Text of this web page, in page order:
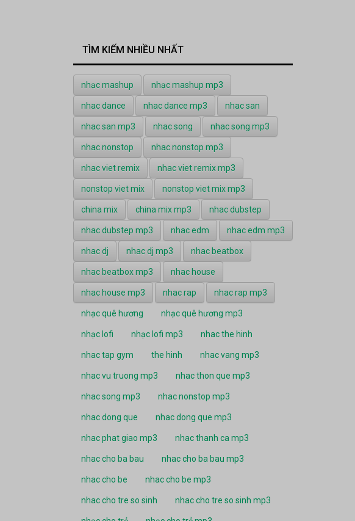
TÌM KIẾM NHIỀU NHẤT
nhạc mashup nhạc mashup mp3
nhac dance nhac dance mp3 nhac san
nhac san mp3 nhac song nhac song mp3
nhac nonstop nhac nonstop mp3
nhac viet remix nhac viet remix mp3
nonstop viet mix nonstop viet mix mp3
china mix china mix mp3 nhac dubstep
nhac dubstep mp3 nhac edm nhac edm mp3
nhac dj nhac dj mp3 nhac beatbox
nhac beatbox mp3 nhac house
nhac house mp3 nhac rap nhac rap mp3
nhạc quê hương nhạc quê hương mp3
nhạc lofi nhạc lofi mp3 nhac the hinh
nhac tap gym the hinh nhac vang mp3
nhac vu truong mp3 nhac thon que mp3
nhac song mp3 nhac nonstop mp3
nhac dong que nhac dong que mp3
nhac phat giao mp3 nhac thanh ca mp3
nhac cho ba bau nhac cho ba bau mp3
nhac cho be nhac cho be mp3
nhac cho tre so sinh nhac cho tre so sinh mp3